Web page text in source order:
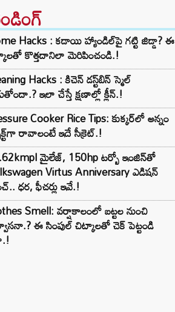
Hacks : కడాయి హ్యాండిల్‌పై గట్టి జిడ్డా? ఈ
కొత్తదానిలా మెరిపించండి.!
Hacks : కిచెన్ డస్ట్‌బిన్ స్మెల్
ఇలా చేస్తే క్షణాల్లో క్లీన్.!
Cooker Rice Tips: కుక్కర్‌లో అన్నం
రావాలంటే ఇదే సీక్రెట్.!
మైలేజ్, 150hp టర్బో ఇంజిన్‌తో
Virtus Anniversary ఎడిషన్
ధర, ఫీచర్లు ఇవే.!
Smell: వర్షాకాలంలో బట్టల నుంచి
ఈ సింపుల్ చిట్కాలతో చెక్ పెట్టండి